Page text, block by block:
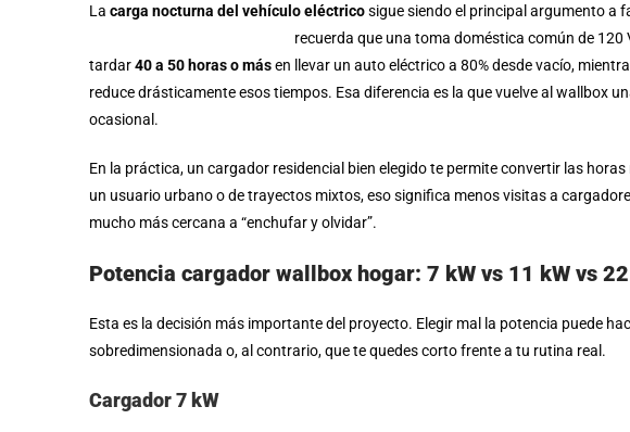
La carga nocturna del vehículo eléctricosigue siendo el principal argumento a
recuerda que una toma doméstica común de 120
tardar40 a 50 horas o másen llevar un auto eléctrico a 80% desde vacío,
reduce drásticamente esos tiempos. Esa diferencia es la que vuelve al wallbox
ocasional.
En la práctica, un cargador residencial bien elegido te permite convertir las
un usuario urbano o de trayectos mixtos, eso significa menos visitas a
mucho más cercana a “enchufar y olvidar”.
Potencia cargador wallbox hogar: 7 kW vs 11 kW vs
Esta es la decisión más importante del proyecto. Elegir mal la potencia puede
sobredimensionada o, al contrario, que te quedes corto frente a tu rutina real.
Cargador 7 kW